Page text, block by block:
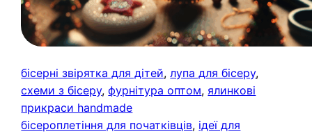
бісерні звірятка для дітей, лупа для бісеру
схеми з бісеру, фурнітура оптом, ялинкові
прикраси handmade
бісероплетіння для початківців, ідеї для